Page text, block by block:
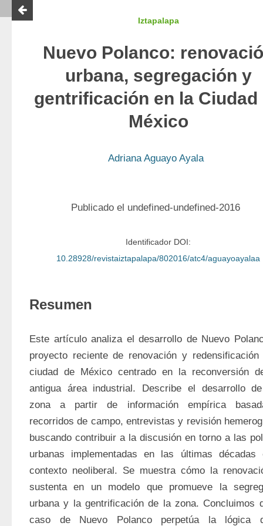
Iztapalapa
Nuevo Polanco:
urbana, segregación y
gentrificación en la Ciudad
México
Adriana Aguayo Ayala
Publicado el undefined-undefined-2016
Identificador DOI:
10.28928/revistaiztapalapa/802016/atc4/aguayoayalaa
Resumen
Este artículo analiza el desarrollo de Nuevo
proyecto reciente de renovación y
ciudad de México centrado en la reconversión
antigua área industrial. Describe el desarrollo
zona a partir de información empírica
recorridos de campo, entrevistas y revisión
buscando contribuir a la discusión en torno a las
urbanas implementadas en las últimas décadas
contexto neoliberal. Se muestra cómo la
sustenta en un modelo que promueve la
urbana y la gentrificación de la zona. Concluimos
caso de Nuevo Polanco perpetúa la lógica